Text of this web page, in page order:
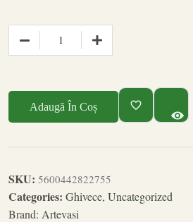
Adaugă În Coș
SKU: 5600442822755
Categories: Ghivece, Uncategorized
Brand: Artevasi